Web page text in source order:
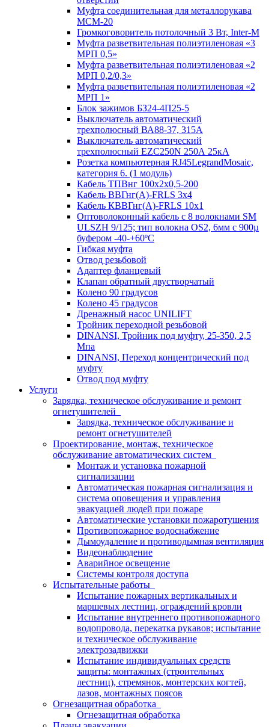
Муфта соединительная для металлорукава
МСМ-20
Громкоговоритель потолочный 3 Вт, Inter-M
Муфта разветвительная полиэтиленовая «3
МРП 0,5»
Муфта разветвительная полиэтиленовая «2
МРП 0,2/0,3»
Муфта разветвительная полиэтиленовая «2
МРП 1»
Блок зажимов БЗ24-4П25-5
Выключатель автоматический
трехполюсный ВА88-37, 315А
Выключатель автоматический
трехполюсный EZC250N 250А 25кА
Розетка компьютерная RJ45LegrandMosaic,
категория 6. (1 модуль)
Кабель ТПВнг 100х2х0,5-200
Кабель ВВГнг(А)-FRLS 3х4
Кабель КВВГнг(А)-FRLS 10х1
Оптоволоконный кабель с 8 волокнами SM
ULSZH 9/125; тип волокна OS2, 6мм с 900µ
буфером -40-+60ºC
Гибкая муфта
Отвод резьбовой
Адаптер фланцевый
Клапан обратный двустворчатый
Колено 90 градусов
Колено 45 градусов
Дренажный насос UNILIFT
Тройник переходной резьбовой
DINANSI, Тройник под муфту, 25-350, 2,5
Мпа
DINANSI, Переход концентрический под
муфту
Отвод под муфту
Услуги
Зарядка, техническое обслуживание и ремонт
огнетушителей
Зарядка, техническое обслуживание и
ремонт огнетушителей
Проектирование, монтаж, техническое
обслуживание автоматических систем
Монтаж и установка пожарной
сигнализации
Автоматическая пожарная сигнализация и
система оповещения и управления
эвакуацией людей при пожаре
Автоматические установки пожаротушения
Противопожарное водоснабжение
Дымоудаление и противодымная вентиляция
Видеонаблюдение
Аварийное освещение
Системы контроля доступа
Испытательные работы
Испытание пожарных вертикальных и
маршевых лестниц, ограждений кровли
Испытание внутреннего противопожарного
водопровода, перекатка рукавов; испытание
и техническое обслуживание
электрозадвижки
Испытание индивидуальных средств
защиты: монтажных (строительных
лестниц), стремянок, монтерских когтей,
лазов, монтажных поясов
Огнезащитная обработка
Огнезащитная обработка